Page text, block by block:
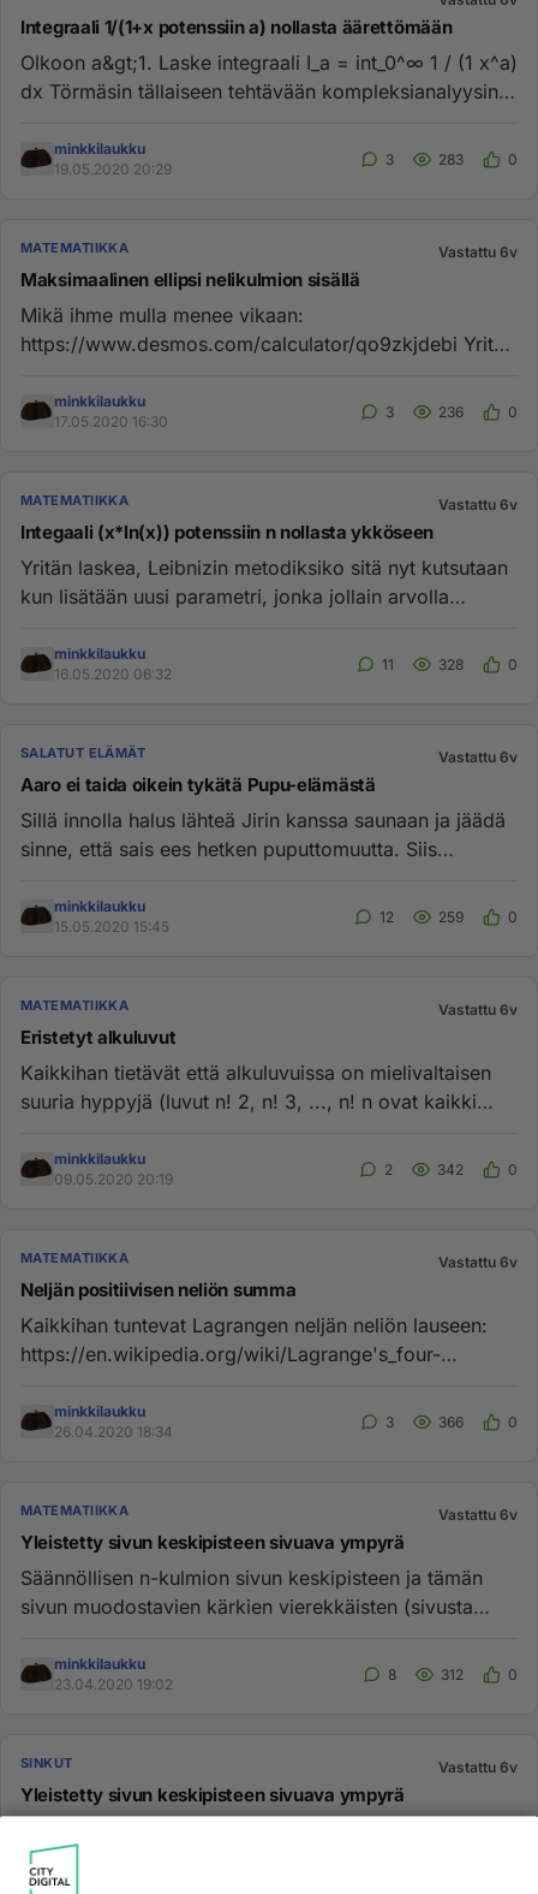
Integraali 1/(1+x potenssiin a) nollasta äärettömään
Olkoon a&gt;1. Laske integraali I_a = int_0^∞ 1 / (1 x^a)
dx Törmäsin tällaiseen tehtävään kompleksianalyysin
minkkilaukku
19.05.2020 20:29
3 283 0
MATEMATIIKKA Vastattu 6v
Maksimaalinen ellipsi nelikulmion sisällä
Mikä ihme mulla menee vikaan:
https://www.desmos.com/calculator/qo9zkjdebi Yritän
minkkilaukku
17.05.2020 16:30
3 236 0
MATEMATIIKKA Vastattu 6v
Integaali (x*ln(x)) potenssiin n nollasta ykköseen
Yritän laskea, Leibnizin metodiksiko sitä nyt kutsutaan
kun lisätään uusi parametri, jonka jollain arvolla
minkkilaukku
16.05.2020 06:32
11 328 0
SALATUT ELÄMÄT Vastattu 6v
Aaro ei taida oikein tykätä Pupu-elämästä
Sillä innolla halus lähteä Jirin kanssa saunaan ja jäädä
sinne, että sais ees hetken puputtomuutta. Siis
minkkilaukku
15.05.2020 15:45
12 259 0
MATEMATIIKKA Vastattu 6v
Eristetyt alkuluvut
Kaikkihan tietävät että alkuluvuissa on mielivaltaisen
suuria hyppyjä (luvut n! 2, n! 3, ..., n! n ovat kaikki
minkkilaukku
09.05.2020 20:19
2 342 0
MATEMATIIKKA Vastattu 6v
Neljän positiivisen neliön summa
Kaikkihan tuntevat Lagrangen neljän neliön lauseen:
https://en.wikipedia.org/wiki/Lagrange's_four-
minkkilaukku
26.04.2020 18:34
3 366 0
MATEMATIIKKA Vastattu 6v
Yleistetty sivun keskipisteen sivuava ympyrä
Säännöllisen n-kulmion sivun keskipisteen ja tämän
sivun muodostavien kärkien vierekkäisten (sivusta
minkkilaukku
23.04.2020 19:02
8 312 0
SINKUT Vastattu 6v
Yleistetty sivun keskipisteen sivuava ympyrä
sivun muodostavien kärkien vierekkäisten (sivusta
ulospäin kumpaankin...